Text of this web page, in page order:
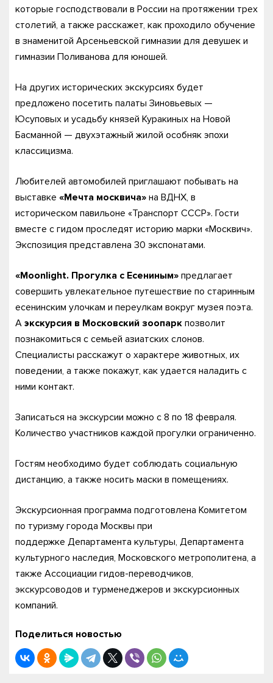
которые господствовали в России на протяжении трех
столетий, а также расскажет, как проходило обучение
в знаменитой Арсеньевской гимназии для девушек и
гимназии Поливанова для юношей.
На других исторических экскурсиях будет
предложено посетить палаты Зиновьевых —
Юсуповых и усадьбу князей Куракиных на Новой
Басманной — двухэтажный жилой особняк эпохи
классицизма.
Любителей автомобилей приглашают побывать на
выставке «Мечта москвича» на ВДНХ, в
историческом павильоне «Транспорт СССР». Гости
вместе с гидом проследят историю марки «Москвич».
Экспозиция представлена 30 экспонатами.
«Moonlight. Прогулка с Есениным» предлагает
совершить увлекательное путешествие по старинным
есенинским улочкам и переулкам вокруг музея поэта.
А экскурсия в Московский зоопарк позволит
познакомиться с семьей азиатских слонов.
Специалисты расскажут о характере животных, их
поведении, а также покажут, как удается наладить с
ними контакт.
Записаться на экскурсии можно с 8 по 18 февраля.
Количество участников каждой прогулки ограниченно.
Гостям необходимо будет соблюдать социальную
дистанцию, а также носить маски в помещениях.
Экскурсионная программа подготовлена Комитетом
по туризму города Москвы при
поддержке Департамента культуры, Департамента
культурного наследия, Московского метрополитена, а
также Ассоциации гидов-переводчиков,
экскурсоводов и турменеджеров и экскурсионных
компаний.
Поделиться новостью